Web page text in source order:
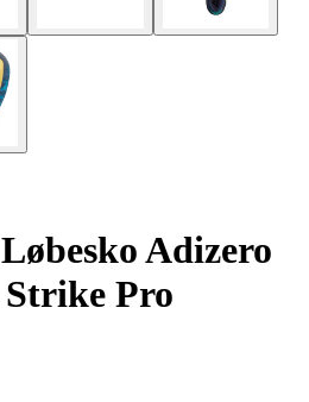
Løbesko Adizero
Pro